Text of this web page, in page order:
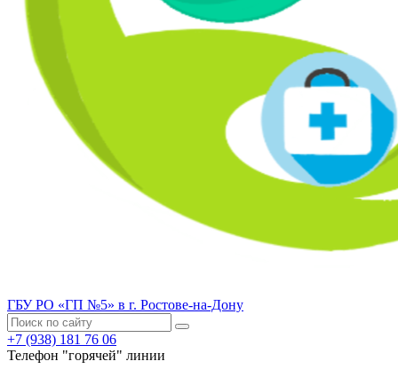
ГБУ РО «ГП №5» в г. Ростове-на-Дону
+7 (938) 181 76 06
Телефон "горячей" линии